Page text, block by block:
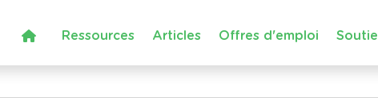
Ressources Articles Offres d'emploi